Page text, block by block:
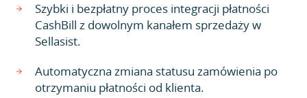
Szybki i bezpłatny proces integracji płatności
CashBill z dowolnym kanałem sprzedaży w
Sellasist.
Automatyczna zmiana statusu zamówienia po
otrzymaniu płatności od klienta.